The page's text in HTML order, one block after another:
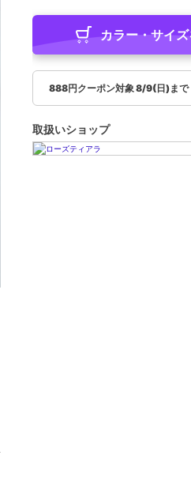
カラー・サイ
888円クーポン対象 8/9(日)まで
取扱いショップ